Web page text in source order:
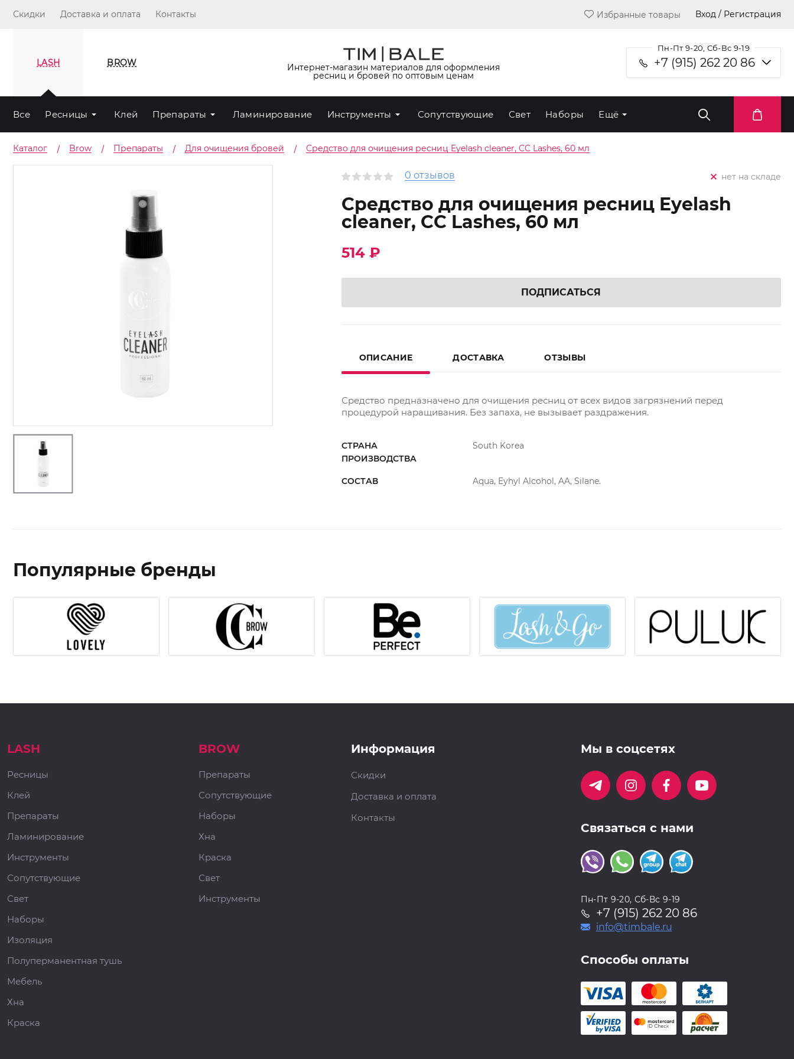
Скидки Доставка и оплата Контакты Избранные товары Вход / Регистрация
LASH BROW Интернет-магазин материалов для оформления
ресниц и бровей по оптовым ценам
Пн-Пт 9-20, Сб-Вс 9-19
+7 (915) 262 20 86
Все Ресницы Клей Препараты Ламинирование Инструменты Сопутствующие Свет Наборы Ещё
Каталог Brow Препараты Для очищения бровей Средство для очищения ресниц Eyelash cleaner, CC Lashes, 60 мл
0 отзывов нет на складе
Средство для очищения ресниц Eyelash
cleaner, CC Lashes, 60 мл
514 ₽
ПОДПИСАТЬСЯ
ОПИСАНИЕ ДОСТАВКА ОТЗЫВЫ
Средство предназначено для очищения ресниц от всех видов загрязнений перед
процедурой наращивания. Без запаха, не вызывает раздражения.
СТРАНА
ПРОИЗВОДСТВА
South Korea
СОСТАВ Aqua, Eyhyl Alcohol, AA, Silane.
Популярные бренды
LASH
Ресницы
Клей
Препараты
Ламинирование
Инструменты
Сопутствующие
Свет
Наборы
Изоляция
Полуперманентная тушь
Мебель
Хна
Краска
BROW
Препараты
Сопутствующие
Наборы
Хна
Краска
Свет
Инструменты
Информация
Скидки
Доставка и оплата
Контакты
Мы в соцсетях
Связаться с нами
Пн-Пт 9-20, Сб-Вс 9-19
+7 (915) 262 20 86
info@timbale.ru
Способы оплаты